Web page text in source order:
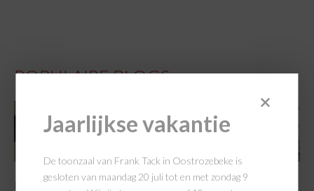
POPULAIRE BLOGS
De keukentrends van 2025: een warme groet aan het
Jaarlijkse vakantie
De toonzaal van Frank Tack in Oostrozebeke is
gesloten van maandag 20 juli tot en met zondag 9